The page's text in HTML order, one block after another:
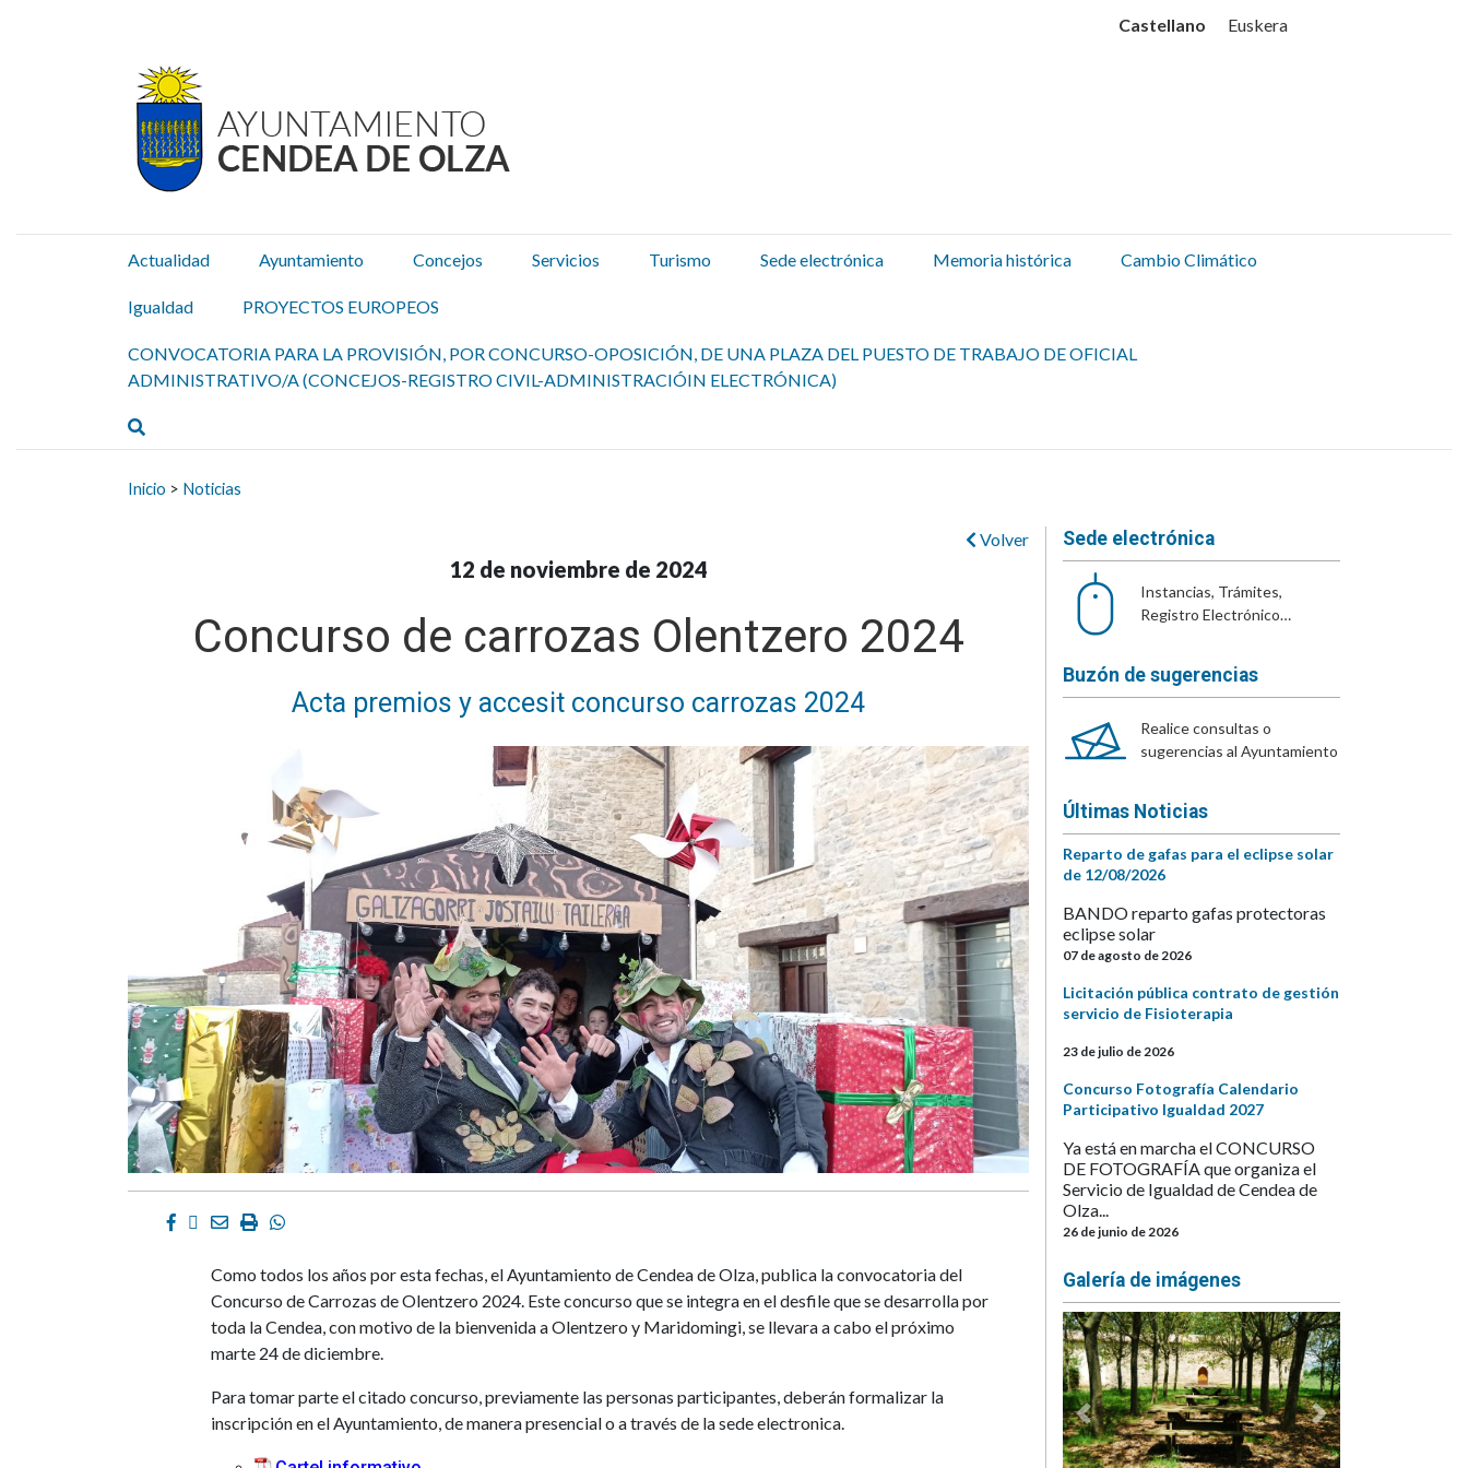
Castellano Euskera
Actualidad Ayuntamiento Concejos Servicios Turismo Sede electrónica Memoria histórica Cambio Climático
Igualdad PROYECTOS EUROPEOS
CONVOCATORIA PARA LA PROVISIÓN, POR CONCURSO-OPOSICIÓN, DE UNA PLAZA DEL PUESTO DE TRABAJO DE OFICIAL
ADMINISTRATIVO/A (CONCEJOS-REGISTRO CIVIL-ADMINISTRACIÓIN ELECTRÓNICA)
Inicio > Noticias
Volver
12 de noviembre de 2024
Concurso de carrozas Olentzero 2024
Acta premios y accesit concurso carrozas 2024
Facebook
Twitter
EmailImprimirWhatsapp
Como todos los años por esta fechas, el Ayuntamiento de Cendea de Olza, publica la convocatoria del
Concurso de Carrozas de Olentzero 2024. Este concurso que se integra en el desfile que se desarrolla por
toda la Cendea, con motivo de la bienvenida a Olentzero y Maridomingi, se llevara a cabo el próximo
marte 24 de diciembre.
Para tomar parte el citado concurso, previamente las personas participantes, deberán formalizar la
inscripción en el Ayuntamiento, de manera presencial o a través de la sede electronica.
Sede electrónica
Instancias, Trámites,
Registro Electrónico…
Buzón de sugerencias
Realice consultas o
sugerencias al Ayuntamiento
Últimas Noticias
Reparto de gafas para el eclipse solar
de 12/08/2026
BANDO reparto gafas protectoras
eclipse solar
07 de agosto de 2026
Licitación pública contrato de gestión
servicio de Fisioterapia
23 de julio de 2026
Concurso Fotografía Calendario
Participativo Igualdad 2027
Ya está en marcha el CONCURSO
DE FOTOGRAFÍA que organiza el
Servicio de Igualdad de Cendea de
Olza...
26 de junio de 2026
Galería de imágenes
Anterior Siguiente